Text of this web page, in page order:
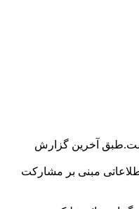
پلیس این شهر، مهاجم یک جوان ۱۸ ساله ایرانی−آلمانی بوده است.طبق آخرین گزارش
توسط یک جوان ۱۸ ساله ایرانی-آلمانی صورت گرفته و اطلاعاتی مبنی بر مشارکت